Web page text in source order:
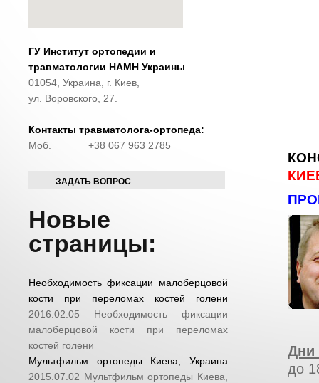
ГУ Институт ортопедии и
травматологии НАМН Украины
01054, Украина, г. Киев,
ул. Воровского, 27.
Контакты травматолога-ортопеда:
+38 067 963 2785
Моб.
ЗАДАТЬ ВОПРОС
Новые
страницы:
Необходимость фиксации малоберцовой
кости при переломах костей голени
2016.02.05
Необходимость фиксации
малоберцовой кости при переломах
костей голени
Мультфильм ортопеды Киева, Украина
2015.07.02 Мультфильм ортопеды Киева,
Дни
до